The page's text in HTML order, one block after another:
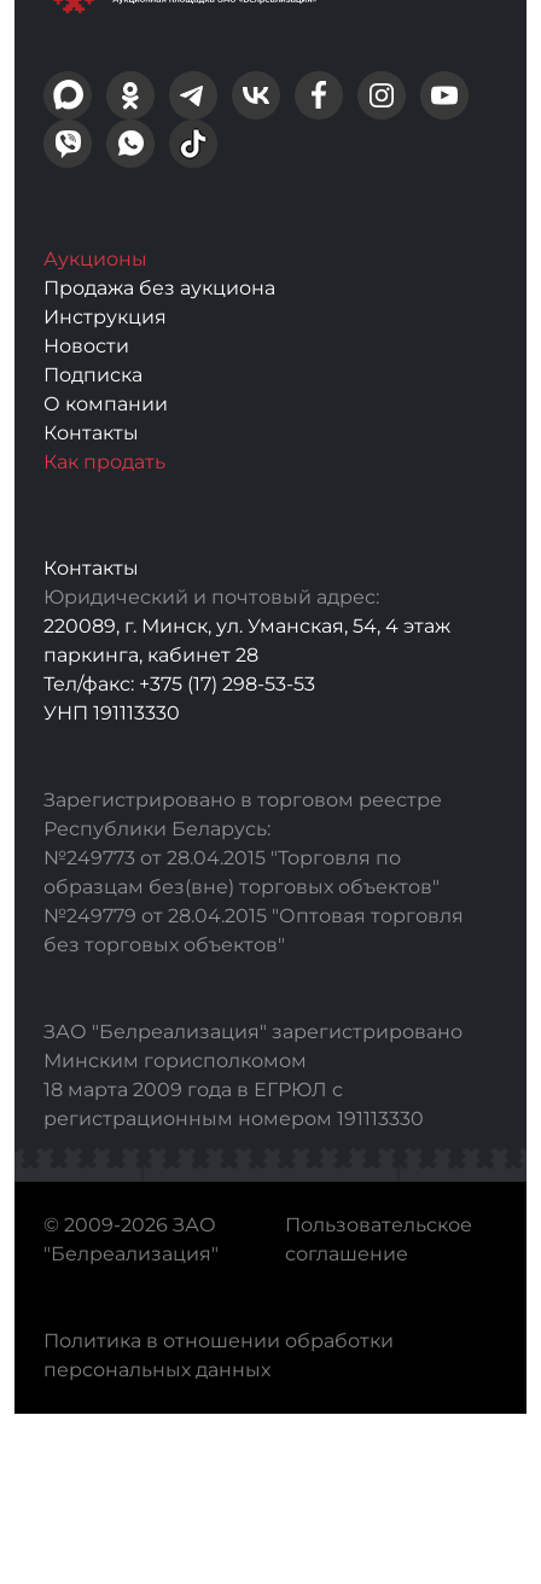
Аукционы
Продажа без аукциона
Инструкция
Новости
Подписка
О компании
Контакты
Как продать
Контакты
Юридический и почтовый адрес:
220089, г. Минск, ул. Уманская, 54, 4 этаж
паркинга, кабинет 28
Тел/факс: +375 (17) 298-53-53
УНП 191113330
Зарегистрировано в торговом реестре
Республики Беларусь:
№249773 от 28.04.2015 "Торговля по
образцам без(вне) торговых объектов"
№249779 от 28.04.2015 "Оптовая торговля
без торговых объектов"
ЗАО "Белреализация" зарегистрировано
Минским горисполкомом
18 марта 2009 года в ЕГРЮЛ с
регистрационным номером 191113330
© 2009-2026 ЗАО
"Белреализация"
Пользовательское
соглашение
Политика в отношении обработки
персональных данных